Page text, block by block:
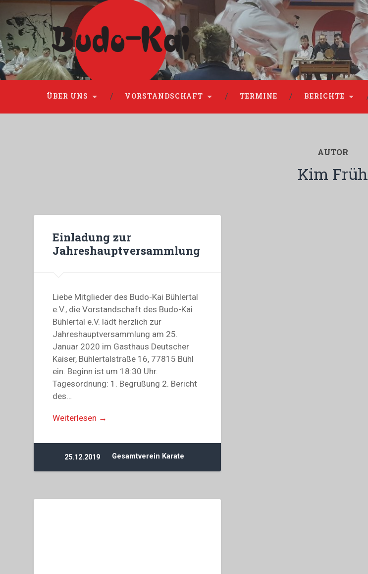
Please disable Adblock!
ÜBER UNS VORSTANDSCHAFT TERMINE BERICHTE
AUTOR
Kim Früh
Einladung zur
Jahreshauptversammlung
Liebe Mitglieder des Budo-Kai Bühlertal
e.V., die Vorstandschaft des Budo-Kai
Bühlertal e.V. lädt herzlich zur
Jahreshauptversammlung am 25.
Januar 2020 im Gasthaus Deutscher
Kaiser, Bühlertalstraße 16, 77815 Bühl
ein. Beginn ist um 18:30 Uhr.
Tagesordnung: 1. Begrüßung 2. Bericht
des…
Weiterlesen →
25.12.2019 Gesamtverein Karate